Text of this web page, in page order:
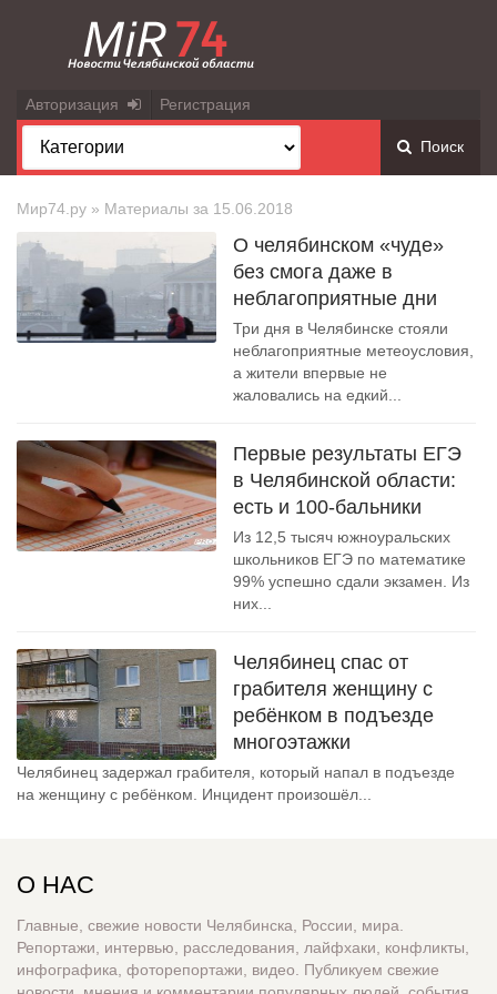
Авторизация Регистрация
Поиск
Мир74.ру » Материалы за 15.06.2018
О челябинском «чуде»
без смога даже в
неблагоприятные дни
Три дня в Челябинске стояли
неблагоприятные метеоусловия,
а жители впервые не
жаловались на едкий...
Первые результаты ЕГЭ
в Челябинской области:
есть и 100-бальники
Из 12,5 тысяч южноуральских
школьников ЕГЭ по математике
99% успешно сдали экзамен. Из
них...
Челябинец спас от
грабителя женщину с
ребёнком в подъезде
многоэтажки
Челябинец задержал грабителя, который напал в подъезде
на женщину с ребёнком. Инцидент произошёл...
О НАС
Главные, свежие новости Челябинска, России, мира.
Репортажи, интервью, расследования, лайфхаки, конфликты,
инфографика, фоторепортажи, видео. Публикуем свежие